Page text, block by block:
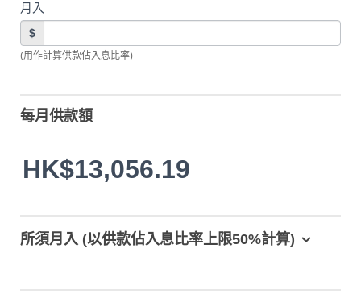
月入
$
(用作計算供款佔入息比率)
每月供款額
HK$13,056.19
所須月入 (以供款佔入息比率上限50%計算)